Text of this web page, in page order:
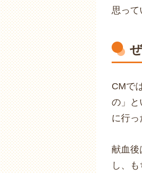
思って
CMで
の」と
に行っ
献血後
し、